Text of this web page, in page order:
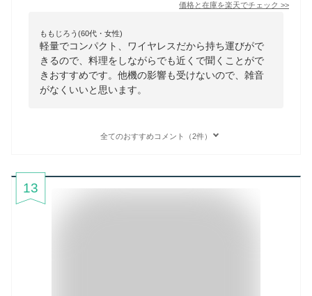
価格と在庫を楽天でチェック >>
ももじろう(60代・女性)
軽量でコンパクト、ワイヤレスだから持ち運びがで
きるので、料理をしながらでも近くで聞くことがで
きおすすめです。他機の影響も受けないので、雑音
がなくいいと思います。
全てのおすすめコメント（2件）
13